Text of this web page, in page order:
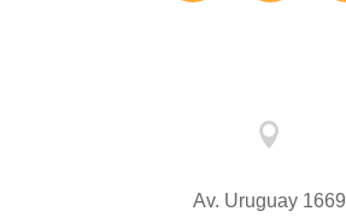

Av. Uruguay 1669